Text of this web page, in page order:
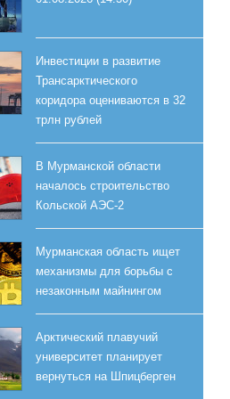
Инвестиции в развитие
Трансарктического
коридора оцениваются в 32
трлн рублей
В Мурманской области
началось строительство
Кольской АЭС-2
Мурманская область ищет
механизмы для борьбы с
незаконным майнингом
Арктический плавучий
университет планирует
вернуться на Шпицберген